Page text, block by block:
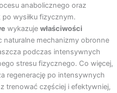
anabolicznego oraz
wysiłku fizycznym.
wykazuje właściwości
naturalne mechanizmy obronne
podczas intensywnych
stresu fizycznego. Co więcej,
regenerację po intensywnych
trenować częściej i efektywniej,